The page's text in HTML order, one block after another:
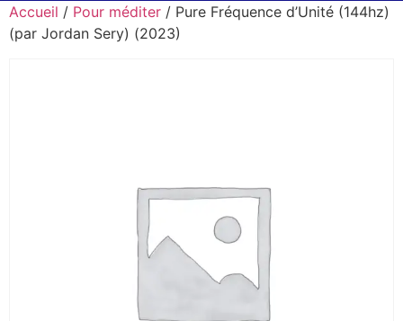
Accueil / Pour méditer / Pure Fréquence d’Unité (144hz)
(par Jordan Sery) (2023)